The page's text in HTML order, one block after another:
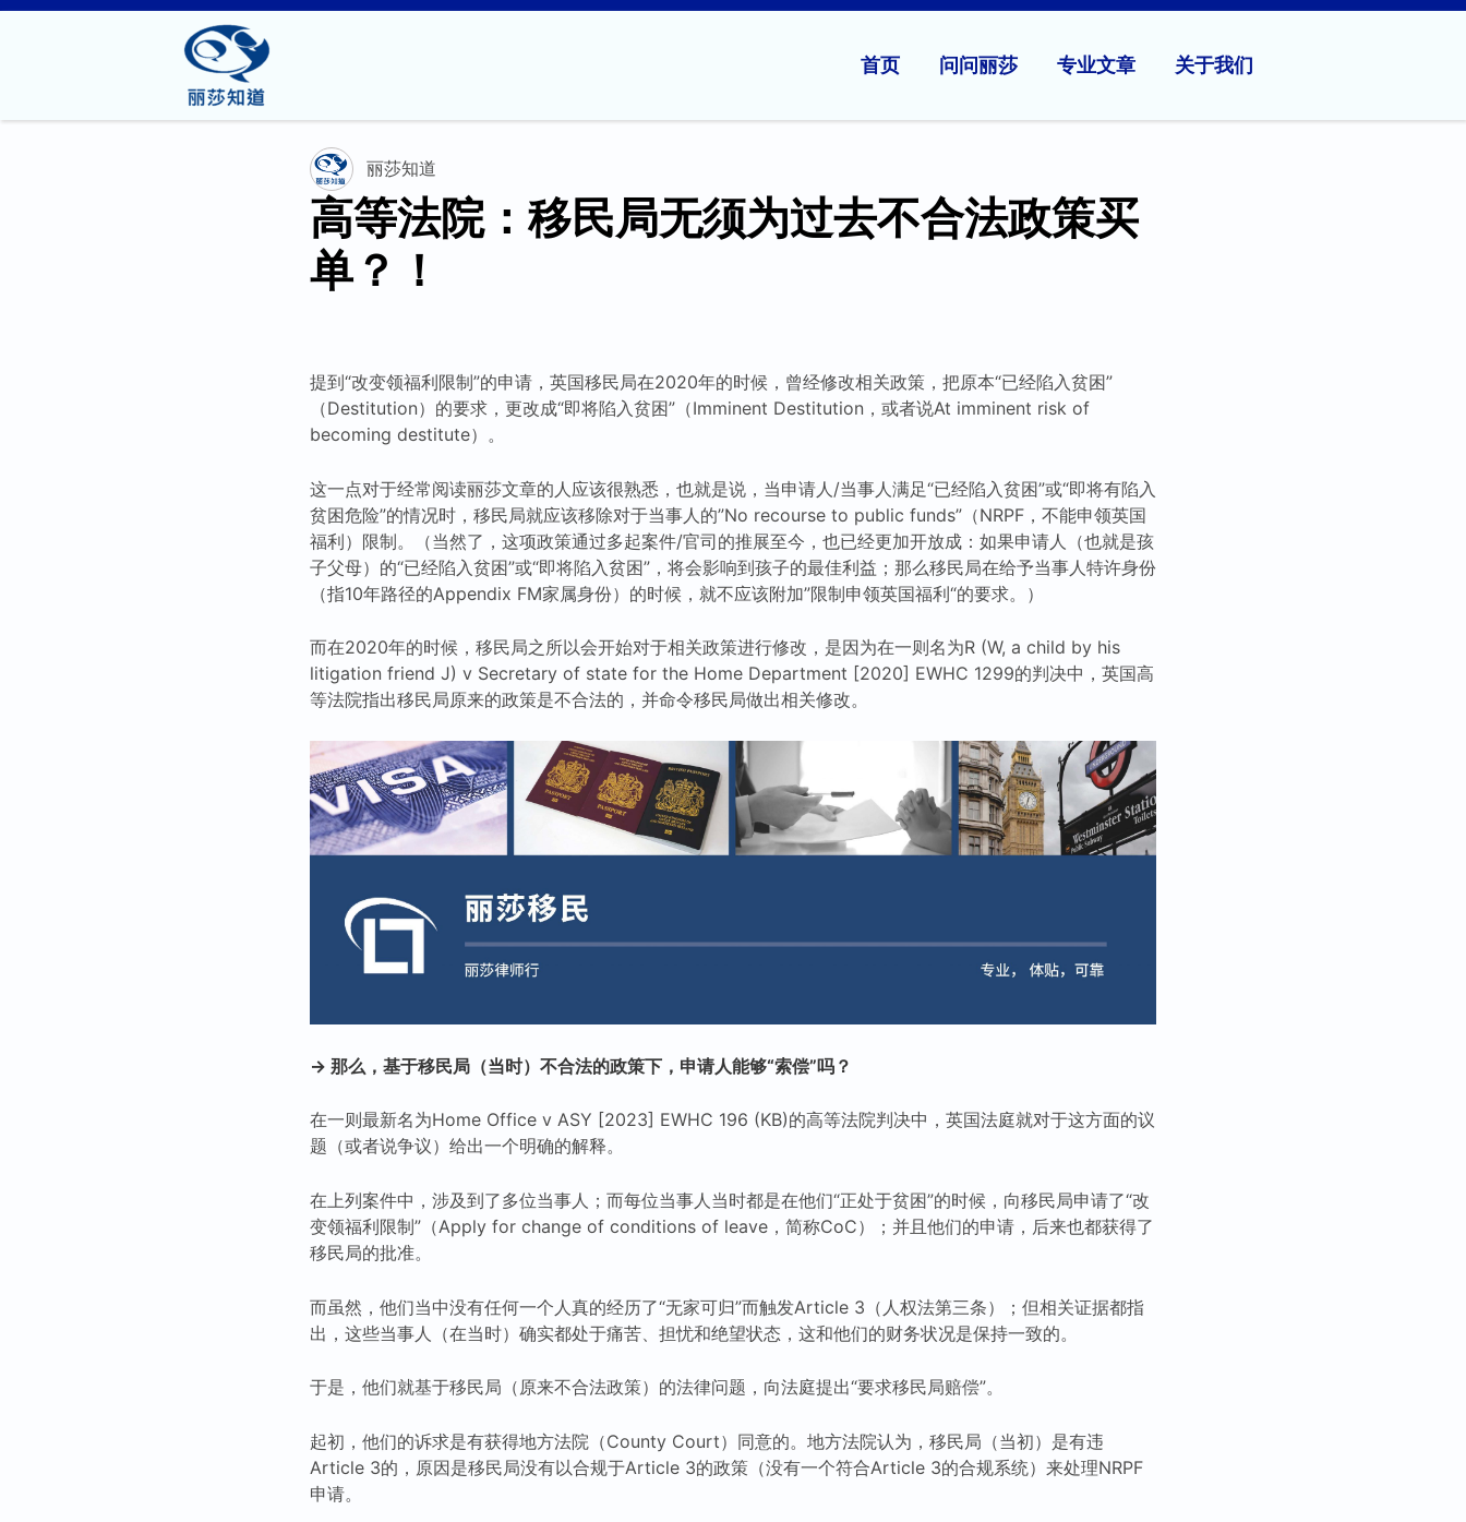
首页 问问丽莎 专业文章 关于我们
丽莎知道
高等法院：移民局无须为过去不合法政策买
单？！
提到“改变领福利限制”的申请，英国移民局在2020年的时候，曾经修改相关政策，把原本“已经陷入贫困”
（Destitution）的要求，更改成“即将陷入贫困”（Imminent Destitution，或者说At imminent risk of
becoming destitute）。
这一点对于经常阅读丽莎文章的人应该很熟悉，也就是说，当申请人/当事人满足“已经陷入贫困”或“即将有陷入
贫困危险”的情况时，移民局就应该移除对于当事人的”No recourse to public funds”（NRPF，不能申领英国
福利）限制。（当然了，这项政策通过多起案件/官司的推展至今，也已经更加开放成：如果申请人（也就是孩
子父母）的“已经陷入贫困”或“即将陷入贫困”，将会影响到孩子的最佳利益；那么移民局在给予当事人特许身份
（指10年路径的Appendix FM家属身份）的时候，就不应该附加”限制申领英国福利“的要求。）
而在2020年的时候，移民局之所以会开始对于相关政策进行修改，是因为在一则名为R (W, a child by his
litigation friend J) v Secretary of state for the Home Department [2020] EWHC 1299的判决中，英国高
等法院指出移民局原来的政策是不合法的，并命令移民局做出相关修改。
→ 那么，基于移民局（当时）不合法的政策下，申请人能够“索偿”吗？
在一则最新名为Home Office v ASY [2023] EWHC 196 (KB)的高等法院判决中，英国法庭就对于这方面的议
题（或者说争议）给出一个明确的解释。
在上列案件中，涉及到了多位当事人；而每位当事人当时都是在他们“正处于贫困”的时候，向移民局申请了“改
变领福利限制”（Apply for change of conditions of leave，简称CoC）；并且他们的申请，后来也都获得了
移民局的批准。
而虽然，他们当中没有任何一个人真的经历了“无家可归”而触发Article 3（人权法第三条）；但相关证据都指
出，这些当事人（在当时）确实都处于痛苦、担忧和绝望状态，这和他们的财务状况是保持一致的。
于是，他们就基于移民局（原来不合法政策）的法律问题，向法庭提出“要求移民局赔偿”。
起初，他们的诉求是有获得地方法院（County Court）同意的。地方法院认为，移民局（当初）是有违
Article 3的，原因是移民局没有以合规于Article 3的政策（没有一个符合Article 3的合规系统）来处理NRPF
申请。